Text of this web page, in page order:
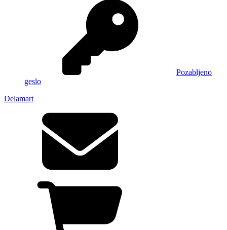
Pozabljeno
geslo
Delamart